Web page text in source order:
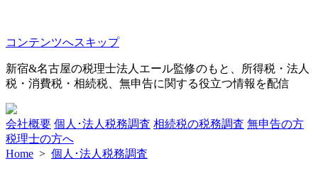
コンテンツへスキップ
新宿&名古屋の税理士法人エール監修のもと、所得税・法人
税・消費税・相続税、無申告に関する役立つ情報を配信
会社概要 個人･法人税務調査 相続税の税務調査 無申告の方
税理士の方へ
Home > 個人･法人税務調査